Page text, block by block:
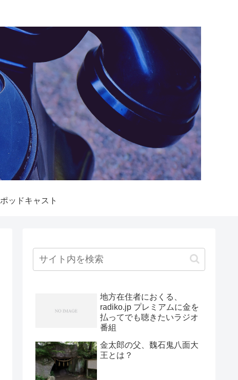
ポッドキャスト
地方在住者におくる、
radiko.jp プレミアムに金を
払ってでも聴きたいラジオ
番組
金太郎の父、魏石鬼八面大
王とは？